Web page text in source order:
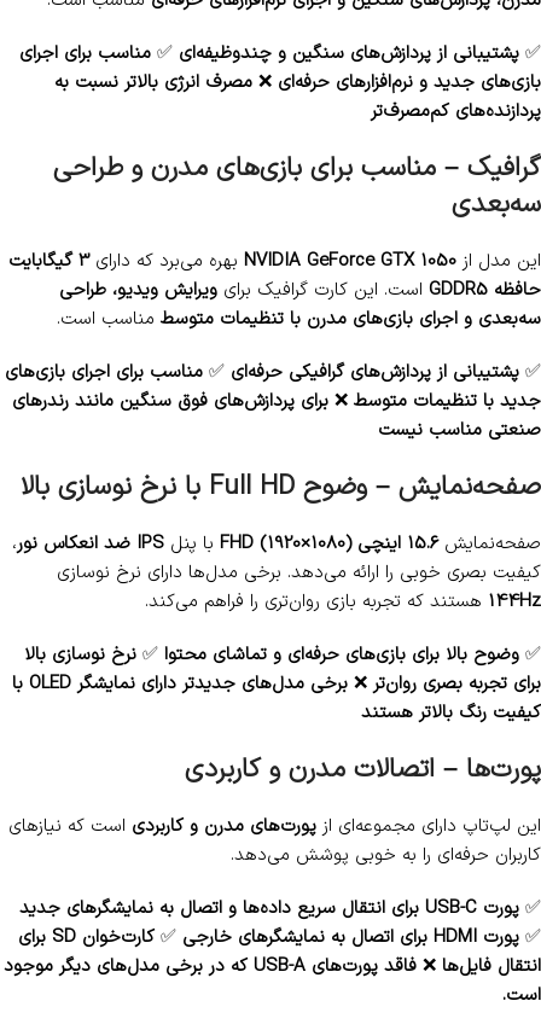
✅ پشتیبانی از پردازش‌های سنگین و چندوظیفه‌ای ✅ مناسب برای اجرای
بازی‌های جدید و نرم‌افزارهای حرفه‌ای ❌ مصرف انرژی بالاتر نسبت به
پردازنده‌های کم‌مصرف‌تر
گرافیک – مناسب برای بازی‌های مدرن و طراحی
سه‌بعدی
این مدل از NVIDIA GeForce GTX 1050 بهره می‌برد که دارای 3 گیگابایت
حافظه GDDR5
است. این کارت گرافیک برای ویرایش ویدیو، طراحی
سه‌بعدی و اجرای بازی‌های مدرن با تنظیمات متوسط مناسب است.
✅ پشتیبانی از پردازش‌های گرافیکی حرفه‌ای ✅ مناسب برای اجرای بازی‌های
جدید با تنظیمات متوسط ❌ برای پردازش‌های فوق سنگین مانند رندرهای
صنعتی مناسب نیست
صفحه‌نمایش – وضوح Full HD با نرخ نوسازی بالا
صفحه‌نمایش15.6 اینچی FHD (1920×1080) با پنل IPS ضد انعکاس نور
،
کیفیت بصری خوبی را ارائه می‌دهد. برخی مدل‌ها دارای نرخ نوسازی
144Hz هستند که تجربه بازی روان‌تری را فراهم می‌کند.
✅ وضوح بالا برای بازی‌های حرفه‌ای و تماشای محتوا ✅ نرخ نوسازی بالا
برای تجربه بصری روان‌تر❌
برخی مدل‌های جدیدتر دارای نمایشگر OLED با
کیفیت رنگ بالاتر هستند
پورت‌ها – اتصالات مدرن و کاربردی
این لپ‌تاپ دارای مجموعه‌ای از پورت‌های مدرن و کاربردی است که نیازهای
کاربران حرفه‌ای را به خوبی پوشش می‌دهد.
✅ پورت USB-C برای انتقال سریع داده‌ها و اتصال به نمایشگرهای جدید
✅ پورت HDMI برای اتصال به نمایشگرهای خارجی ✅
کارت‌خوان SD برای
انتقال فایل‌ها ❌
فاقد پورت‌های USB-A که در برخی مدل‌های دیگر موجود
است.